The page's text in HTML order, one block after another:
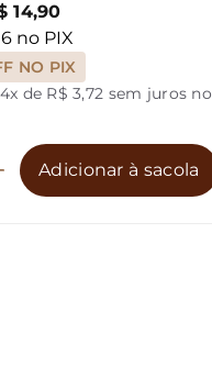
14,90
no PIX
NO PIX
de R$ 3,72 sem juros no
Adicionar à sacola